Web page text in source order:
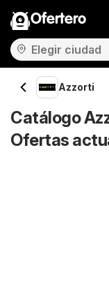
Ofertero
Azzorti
Catálogo
Ofertas